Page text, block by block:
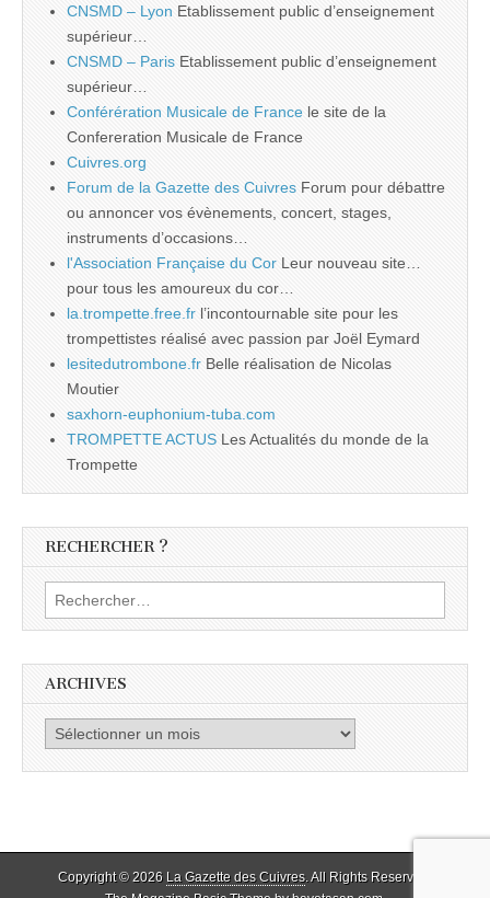
CNSMD – Lyon Etablissement public d’enseignement
supérieur…
CNSMD – Paris Etablissement public d’enseignement
supérieur…
Conférération Musicale de France le site de la
Confereration Musicale de France
Cuivres.org
Forum de la Gazette des Cuivres Forum pour débattre
ou annoncer vos évènements, concert, stages,
instruments d’occasions…
l'Association Française du Cor Leur nouveau site…
pour tous les amoureux du cor…
la.trompette.free.fr l’incontournable site pour les
trompettistes réalisé avec passion par Joël Eymard
lesitedutrombone.fr Belle réalisation de Nicolas
Moutier
saxhorn-euphonium-tuba.com
TROMPETTE ACTUS Les Actualités du monde de la
Trompette
RECHERCHER ?
Rechercher :
ARCHIVES
Archives
Copyright © 2026 La Gazette des Cuivres. All Rights Reserved.